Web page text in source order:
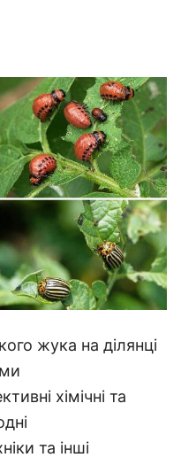
жука на ділянці
хімічні та
та інші